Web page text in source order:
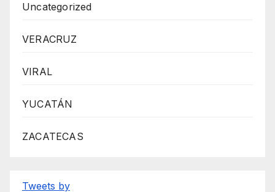
Uncategorized
VERACRUZ
VIRAL
YUCATÁN
ZACATECAS
Tweets by